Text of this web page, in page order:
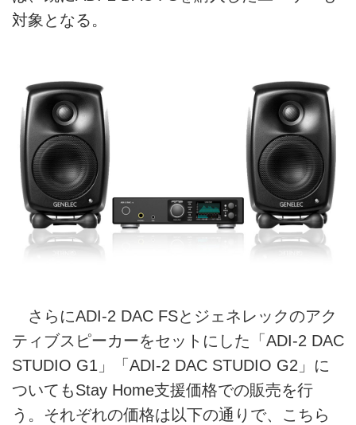
対象となる。
さらにADI-2 DAC FSとジェネレックのアク
ティブスピーカーをセットにした「ADI-2 DAC
STUDIO G1」「ADI-2 DAC STUDIO G2」に
ついてもStay Home支援価格での販売を行
う。それぞれの価格は以下の通りで、こちら